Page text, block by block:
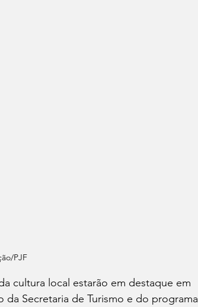
PJF
cultura local estarão em destaque em
da Secretaria de Turismo e do programa